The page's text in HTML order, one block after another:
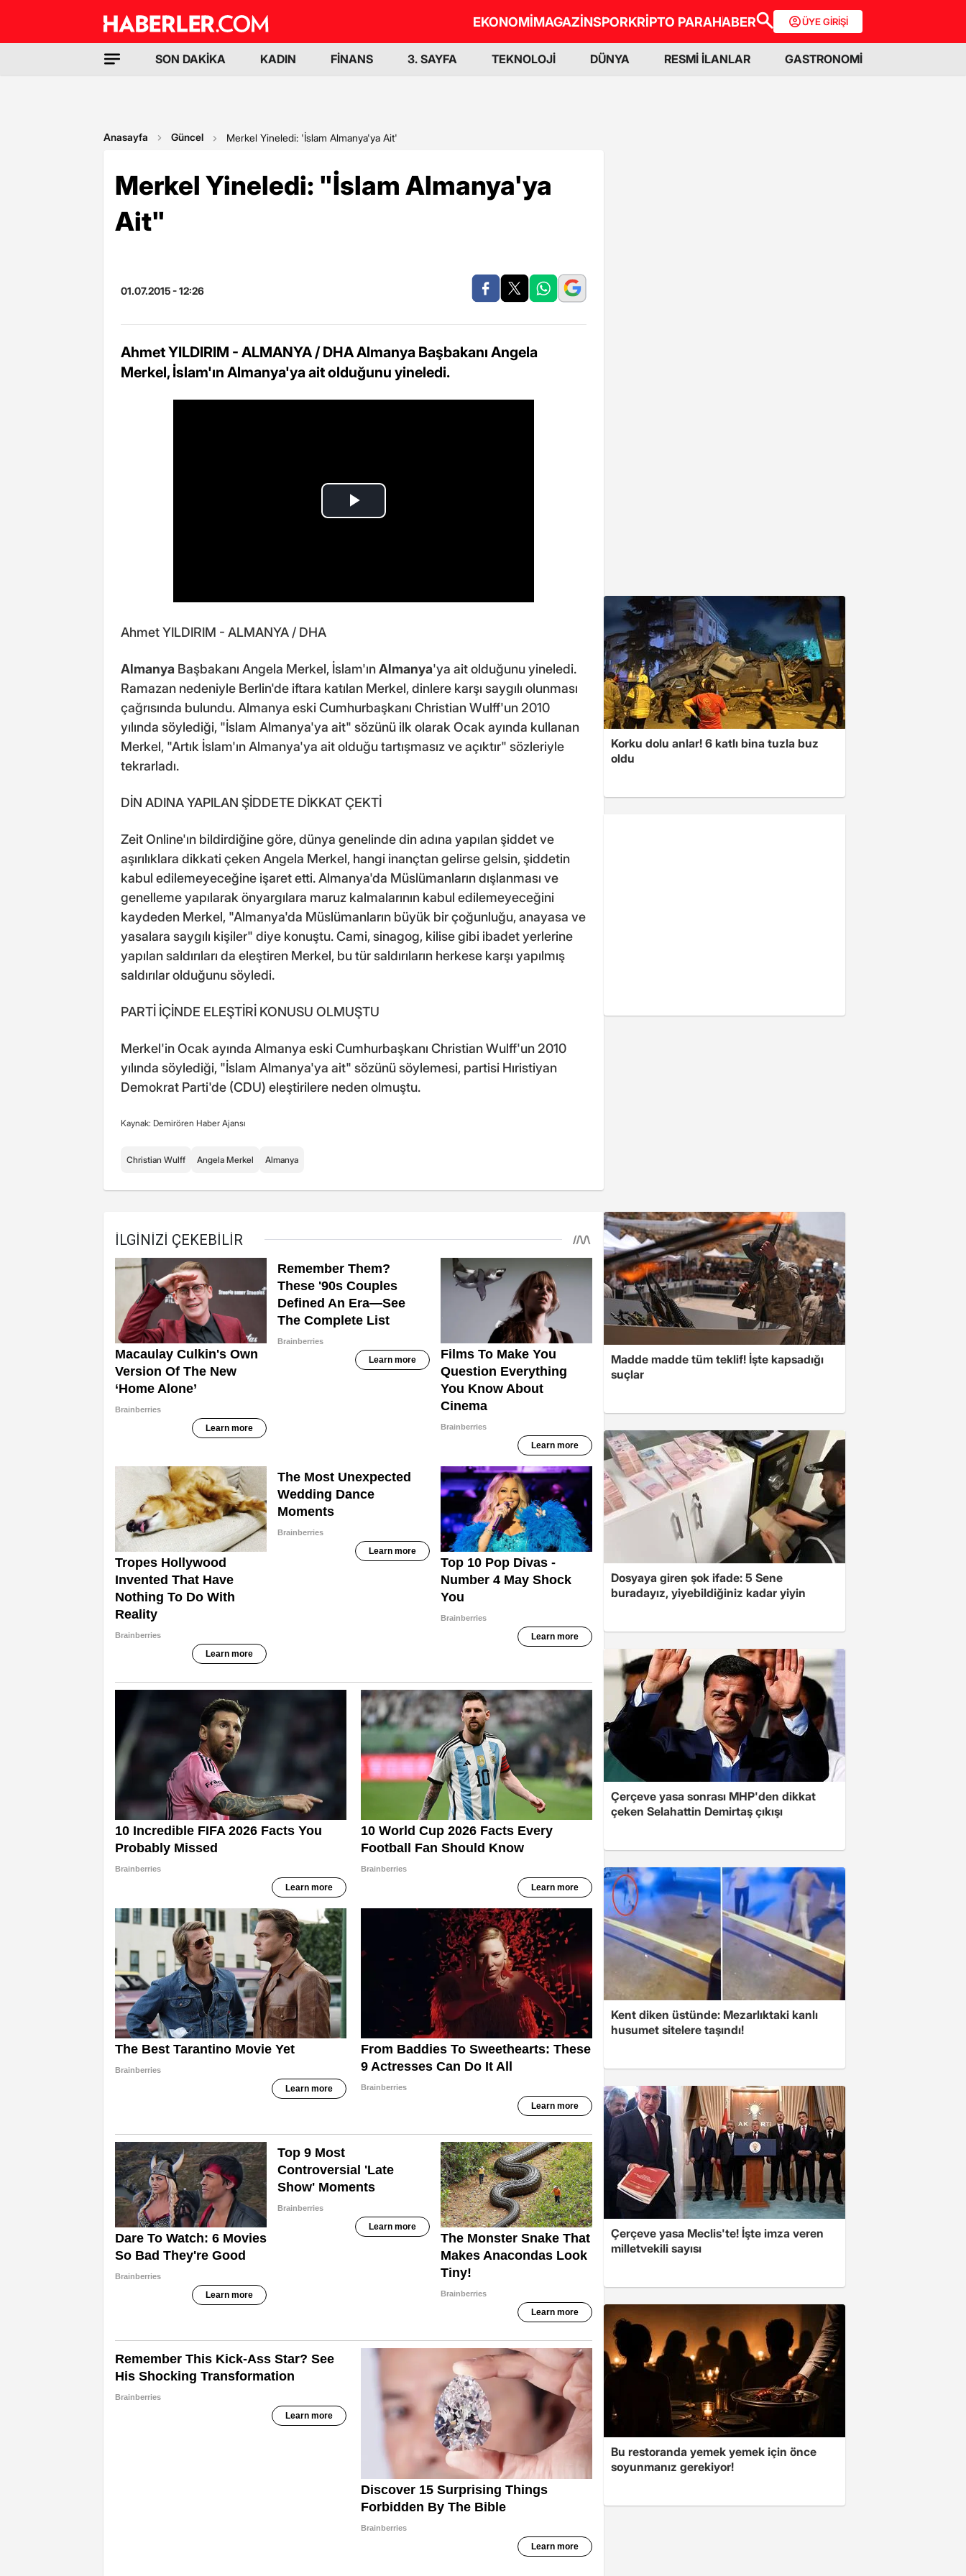
EKONOMİMAGAZİNSPORKRİPTO PARAHABER ÜYE GİRİŞİ
SON DAKİKA KADIN FİNANS 3. SAYFA TEKNOLOJİ DÜNYA RESMİ İLANLAR GASTRONOMİ
Anasayfa Güncel Merkel Yineledi: 'İslam Almanya'ya Ait'
Merkel Yineledi: "İslam Almanya'ya
Ait"
01.07.2015 - 12:26
Ahmet YILDIRIM - ALMANYA / DHA Almanya Başbakanı Angela
Merkel, İslam'ın Almanya'ya ait olduğunu yineledi.
Ahmet YILDIRIM - ALMANYA / DHA
Almanya Başbakanı Angela Merkel, İslam'ınAlmanya'ya ait olduğunu yineledi.
Ramazan nedeniyle Berlin'de iftara katılan Merkel, dinlere karşı saygılı olunması
çağrısında bulundu. Almanya eski Cumhurbaşkanı Christian Wulff'un 2010
yılında söylediği, "İslam Almanya'ya ait" sözünü ilk olarak Ocak ayında kullanan
Merkel, "Artık İslam'ın Almanya'ya ait olduğu tartışmasız ve açıktır" sözleriyle
tekrarladı.
DİN ADINA YAPILAN ŞİDDETE DİKKAT ÇEKTİ
Zeit Online'ın bildirdiğine göre, dünya genelinde din adına yapılan şiddet ve
aşırılıklara dikkati çeken Angela Merkel, hangi inançtan gelirse gelsin, şiddetin
kabul edilemeyeceğine işaret etti. Almanya'da Müslümanların dışlanması ve
genelleme yapılarak önyargılara maruz kalmalarının kabul edilemeyeceğini
kaydeden Merkel, "Almanya'da Müslümanların büyük bir çoğunluğu, anayasa ve
yasalara saygılı kişiler" diye konuştu. Cami, sinagog, kilise gibi ibadet yerlerine
yapılan saldırıları da eleştiren Merkel, bu tür saldırıların herkese karşı yapılmış
saldırılar olduğunu söyledi.
PARTİ İÇİNDE ELEŞTİRİ KONUSU OLMUŞTU
Merkel'in Ocak ayında Almanya eski Cumhurbaşkanı Christian Wulff'un 2010
yılında söylediği, "İslam Almanya'ya ait" sözünü söylemesi, partisi Hıristiyan
Demokrat Parti'de (CDU) eleştirilere neden olmuştu.
Kaynak: Demirören Haber Ajansı
Christian Wulff Angela Merkel Almanya
Korku dolu anlar! 6 katlı bina tuzla buz
oldu
Madde madde tüm teklif! İşte kapsadığı
suçlar
Dosyaya giren şok ifade: 5 Sene
buradayız, yiyebildiğiniz kadar yiyin
Çerçeve yasa sonrası MHP'den dikkat
çeken Selahattin Demirtaş çıkışı
Kent diken üstünde: Mezarlıktaki kanlı
husumet sitelere taşındı!
Çerçeve yasa Meclis'te! İşte imza veren
milletvekili sayısı
Bu restoranda yemek yemek için önce
soyunmanız gerekiyor!